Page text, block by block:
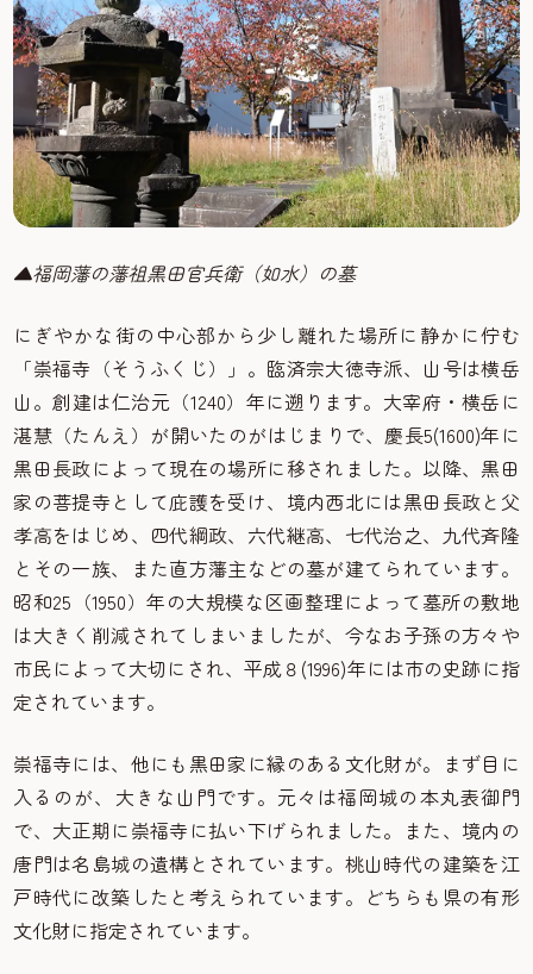
▲福岡藩の藩祖黒田官兵衛（如水）の墓
にぎやかな街の中心部から少し離れた場所に静かに佇む
「崇福寺（そうふくじ）」。臨済宗大徳寺派、山号は横岳
山。創建は仁治元（1240）年に遡ります。大宰府・横岳に
湛慧（たんえ）が開いたのがはじまりで、慶長5(1600)年に
黒田長政によって現在の場所に移されました。以降、黒田
家の菩提寺として庇護を受け、境内西北には黒田長政と父
孝高をはじめ、四代綱政、六代継高、七代治之、九代斉隆
とその一族、また直方藩主などの墓が建てられています。
昭和25（1950）年の大規模な区画整理によって墓所の敷地
は大きく削減されてしまいましたが、今なお子孫の方々や
市民によって大切にされ、平成８(1996)年には市の史跡に指
定されています。
崇福寺には、他にも黒田家に縁のある文化財が。まず目に
入るのが、大きな山門です。元々は福岡城の本丸表御門
で、大正期に崇福寺に払い下げられました。また、境内の
唐門は名島城の遺構とされています。桃山時代の建築を江
戸時代に改築したと考えられています。どちらも県の有形
文化財に指定されています。